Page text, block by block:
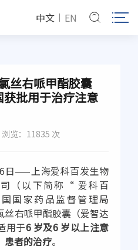
中文 EN
丝右哌甲酯胶囊
获批用于治疗注意
浏览：11835 次
日——上海爱科百发生物
（以下简称“ 爱科百
国家药品监督管理局
丝右哌甲酯胶囊（爱智达
用于6 岁及6 岁以上注意
患者的治疗。